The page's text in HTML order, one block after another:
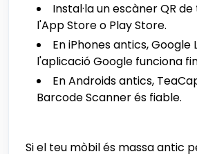
Instal·la un escàner QR
l'App Store o Play Store.
En iPhones antics, Google
l'aplicació Google funciona
En Androids antics,
Barcode Scanner és fiable.
Si el teu mòbil és massa antic